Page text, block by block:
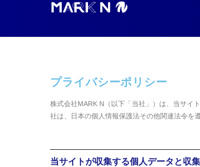
プライバシーポリシー
株式会社MARK N（以下「当社」）は、当サイ
社は、日本の個人情報保護法その他関連法令を
当サイトが収集する個人データと収